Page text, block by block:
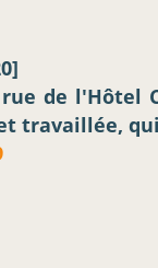
de l'Hôtel
travaillée,